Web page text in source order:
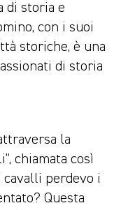
di storia e
con i suoi
storiche, è una
di storia
la
chiamata così
cavalli perdevo i
Questa